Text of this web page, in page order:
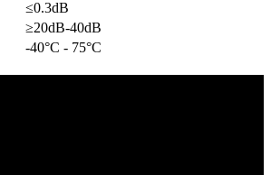
≤0.3dB
≥20dB-40dB
-40°C - 75°C